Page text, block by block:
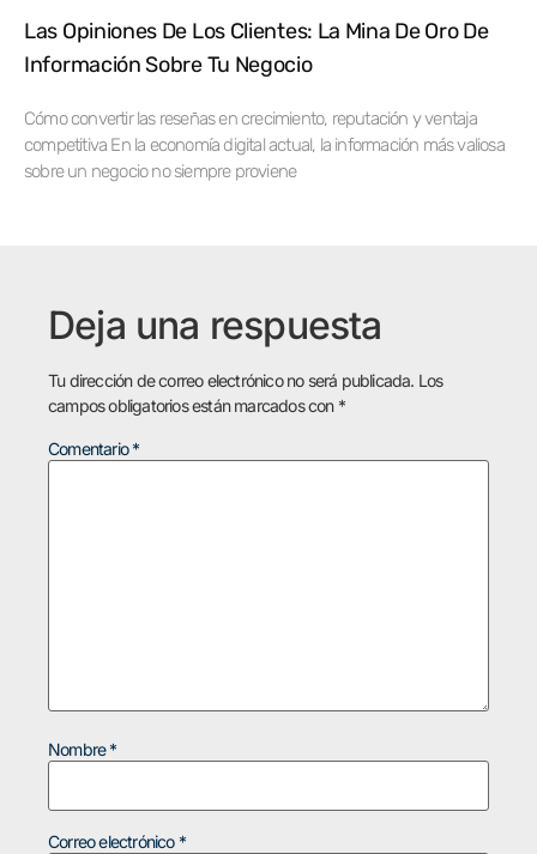
Las Opiniones De Los Clientes: La Mina De Oro De
Información Sobre Tu Negocio
Cómo convertir las reseñas en crecimiento, reputación y ventaja
competitiva En la economía digital actual, la información más valiosa
sobre un negocio no siempre proviene
Deja una respuesta
Tu dirección de correo electrónico no será publicada. Los
campos obligatorios están marcados con *
Comentario*
Nombre*
Correo electrónico *